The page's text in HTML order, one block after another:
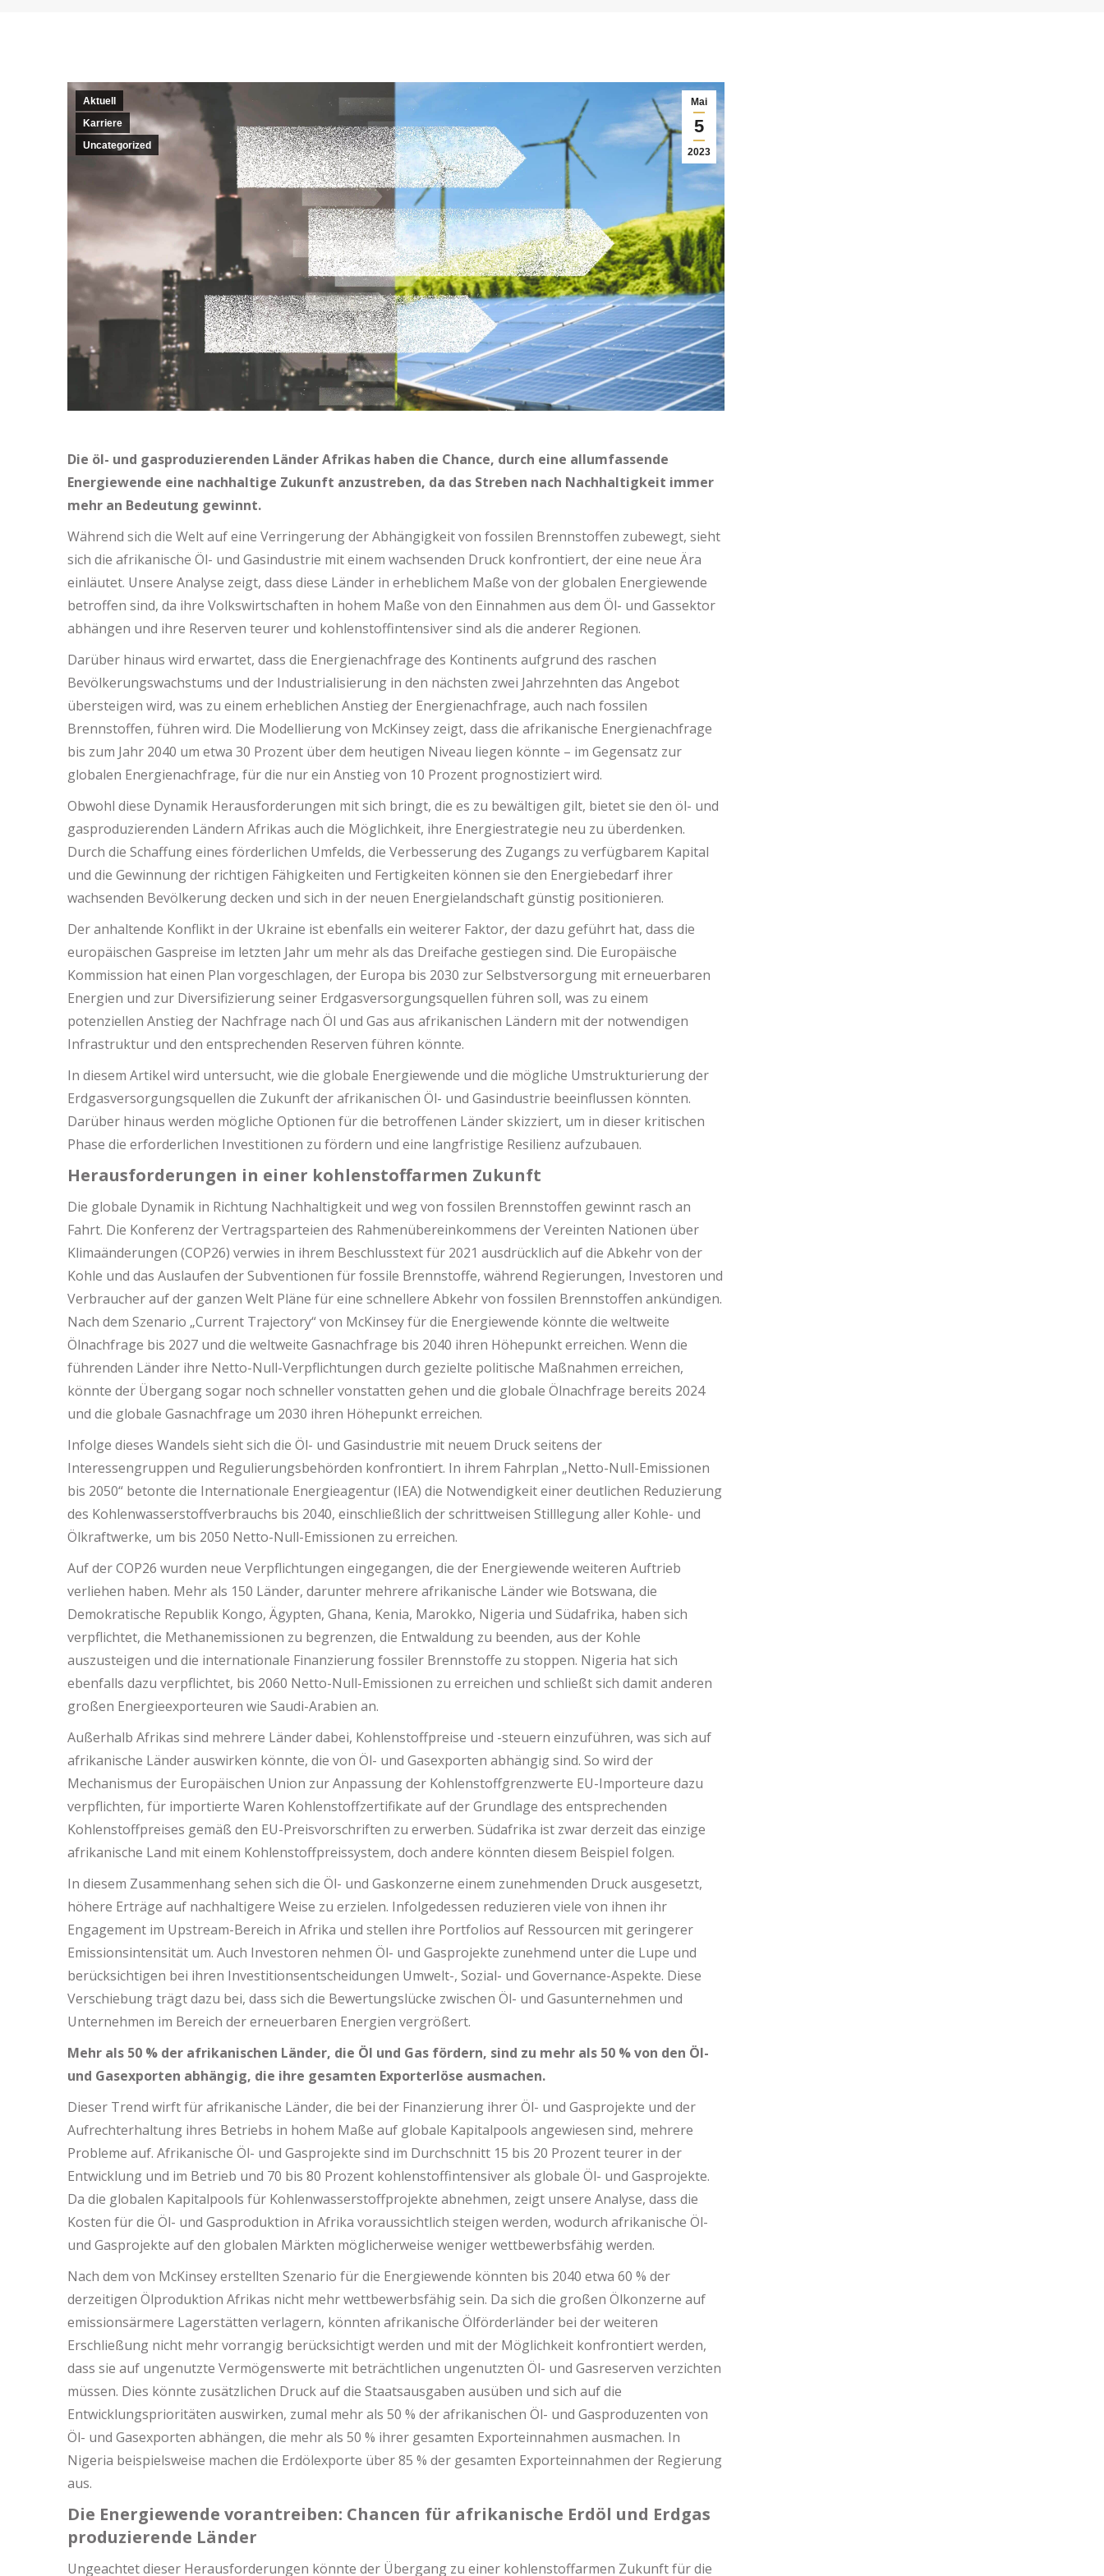
Mai
5
2023
Aktuell
Karriere
Uncategorized
Die öl- und gasproduzierenden Länder Afrikas haben die Chance, durch eine allumfassende
Energiewende eine nachhaltige Zukunft anzustreben, da das Streben nach Nachhaltigkeit immer
mehr an Bedeutung gewinnt.
Während sich die Welt auf eine Verringerung der Abhängigkeit von fossilen Brennstoffen zubewegt, sieht
sich die afrikanische Öl- und Gasindustrie mit einem wachsenden Druck konfrontiert, der eine neue Ära
einläutet. Unsere Analyse zeigt, dass diese Länder in erheblichem Maße von der globalen Energiewende
betroffen sind, da ihre Volkswirtschaften in hohem Maße von den Einnahmen aus dem Öl- und Gassektor
abhängen und ihre Reserven teurer und kohlenstoffintensiver sind als die anderer Regionen.
Darüber hinaus wird erwartet, dass die Energienachfrage des Kontinents aufgrund des raschen
Bevölkerungswachstums und der Industrialisierung in den nächsten zwei Jahrzehnten das Angebot
übersteigen wird, was zu einem erheblichen Anstieg der Energienachfrage, auch nach fossilen
Brennstoffen, führen wird. Die Modellierung von McKinsey zeigt, dass die afrikanische Energienachfrage
bis zum Jahr 2040 um etwa 30 Prozent über dem heutigen Niveau liegen könnte – im Gegensatz zur
globalen Energienachfrage, für die nur ein Anstieg von 10 Prozent prognostiziert wird.
Obwohl diese Dynamik Herausforderungen mit sich bringt, die es zu bewältigen gilt, bietet sie den öl- und
gasproduzierenden Ländern Afrikas auch die Möglichkeit, ihre Energiestrategie neu zu überdenken.
Durch die Schaffung eines förderlichen Umfelds, die Verbesserung des Zugangs zu verfügbarem Kapital
und die Gewinnung der richtigen Fähigkeiten und Fertigkeiten können sie den Energiebedarf ihrer
wachsenden Bevölkerung decken und sich in der neuen Energielandschaft günstig positionieren.
Der anhaltende Konflikt in der Ukraine ist ebenfalls ein weiterer Faktor, der dazu geführt hat, dass die
europäischen Gaspreise im letzten Jahr um mehr als das Dreifache gestiegen sind. Die Europäische
Kommission hat einen Plan vorgeschlagen, der Europa bis 2030 zur Selbstversorgung mit erneuerbaren
Energien und zur Diversifizierung seiner Erdgasversorgungsquellen führen soll, was zu einem
potenziellen Anstieg der Nachfrage nach Öl und Gas aus afrikanischen Ländern mit der notwendigen
Infrastruktur und den entsprechenden Reserven führen könnte.
In diesem Artikel wird untersucht, wie die globale Energiewende und die mögliche Umstrukturierung der
Erdgasversorgungsquellen die Zukunft der afrikanischen Öl- und Gasindustrie beeinflussen könnten.
Darüber hinaus werden mögliche Optionen für die betroffenen Länder skizziert, um in dieser kritischen
Phase die erforderlichen Investitionen zu fördern und eine langfristige Resilienz aufzubauen.
Herausforderungen in einer kohlenstoffarmen Zukunft
Die globale Dynamik in Richtung Nachhaltigkeit und weg von fossilen Brennstoffen gewinnt rasch an
Fahrt. Die Konferenz der Vertragsparteien des Rahmenübereinkommens der Vereinten Nationen über
Klimaänderungen (COP26) verwies in ihrem Beschlusstext für 2021 ausdrücklich auf die Abkehr von der
Kohle und das Auslaufen der Subventionen für fossile Brennstoffe, während Regierungen, Investoren und
Verbraucher auf der ganzen Welt Pläne für eine schnellere Abkehr von fossilen Brennstoffen ankündigen.
Nach dem Szenario „Current Trajectory“ von McKinsey für die Energiewende könnte die weltweite
Ölnachfrage bis 2027 und die weltweite Gasnachfrage bis 2040 ihren Höhepunkt erreichen. Wenn die
führenden Länder ihre Netto-Null-Verpflichtungen durch gezielte politische Maßnahmen erreichen,
könnte der Übergang sogar noch schneller vonstatten gehen und die globale Ölnachfrage bereits 2024
und die globale Gasnachfrage um 2030 ihren Höhepunkt erreichen.
Infolge dieses Wandels sieht sich die Öl- und Gasindustrie mit neuem Druck seitens der
Interessengruppen und Regulierungsbehörden konfrontiert. In ihrem Fahrplan „Netto-Null-Emissionen
bis 2050“ betonte die Internationale Energieagentur (IEA) die Notwendigkeit einer deutlichen Reduzierung
des Kohlenwasserstoffverbrauchs bis 2040, einschließlich der schrittweisen Stilllegung aller Kohle- und
Ölkraftwerke, um bis 2050 Netto-Null-Emissionen zu erreichen.
Auf der COP26 wurden neue Verpflichtungen eingegangen, die der Energiewende weiteren Auftrieb
verliehen haben. Mehr als 150 Länder, darunter mehrere afrikanische Länder wie Botswana, die
Demokratische Republik Kongo, Ägypten, Ghana, Kenia, Marokko, Nigeria und Südafrika, haben sich
verpflichtet, die Methanemissionen zu begrenzen, die Entwaldung zu beenden, aus der Kohle
auszusteigen und die internationale Finanzierung fossiler Brennstoffe zu stoppen. Nigeria hat sich
ebenfalls dazu verpflichtet, bis 2060 Netto-Null-Emissionen zu erreichen und schließt sich damit anderen
großen Energieexporteuren wie Saudi-Arabien an.
Außerhalb Afrikas sind mehrere Länder dabei, Kohlenstoffpreise und -steuern einzuführen, was sich auf
afrikanische Länder auswirken könnte, die von Öl- und Gasexporten abhängig sind. So wird der
Mechanismus der Europäischen Union zur Anpassung der Kohlenstoffgrenzwerte EU-Importeure dazu
verpflichten, für importierte Waren Kohlenstoffzertifikate auf der Grundlage des entsprechenden
Kohlenstoffpreises gemäß den EU-Preisvorschriften zu erwerben. Südafrika ist zwar derzeit das einzige
afrikanische Land mit einem Kohlenstoffpreissystem, doch andere könnten diesem Beispiel folgen.
In diesem Zusammenhang sehen sich die Öl- und Gaskonzerne einem zunehmenden Druck ausgesetzt,
höhere Erträge auf nachhaltigere Weise zu erzielen. Infolgedessen reduzieren viele von ihnen ihr
Engagement im Upstream-Bereich in Afrika und stellen ihre Portfolios auf Ressourcen mit geringerer
Emissionsintensität um. Auch Investoren nehmen Öl- und Gasprojekte zunehmend unter die Lupe und
berücksichtigen bei ihren Investitionsentscheidungen Umwelt-, Sozial- und Governance-Aspekte. Diese
Verschiebung trägt dazu bei, dass sich die Bewertungslücke zwischen Öl- und Gasunternehmen und
Unternehmen im Bereich der erneuerbaren Energien vergrößert.
Mehr als 50 % der afrikanischen Länder, die Öl und Gas fördern, sind zu mehr als 50 % von den Öl-
und Gasexporten abhängig, die ihre gesamten Exporterlöse ausmachen.
Dieser Trend wirft für afrikanische Länder, die bei der Finanzierung ihrer Öl- und Gasprojekte und der
Aufrechterhaltung ihres Betriebs in hohem Maße auf globale Kapitalpools angewiesen sind, mehrere
Probleme auf. Afrikanische Öl- und Gasprojekte sind im Durchschnitt 15 bis 20 Prozent teurer in der
Entwicklung und im Betrieb und 70 bis 80 Prozent kohlenstoffintensiver als globale Öl- und Gasprojekte.
Da die globalen Kapitalpools für Kohlenwasserstoffprojekte abnehmen, zeigt unsere Analyse, dass die
Kosten für die Öl- und Gasproduktion in Afrika voraussichtlich steigen werden, wodurch afrikanische Öl-
und Gasprojekte auf den globalen Märkten möglicherweise weniger wettbewerbsfähig werden.
Nach dem von McKinsey erstellten Szenario für die Energiewende könnten bis 2040 etwa 60 % der
derzeitigen Ölproduktion Afrikas nicht mehr wettbewerbsfähig sein. Da sich die großen Ölkonzerne auf
emissionsärmere Lagerstätten verlagern, könnten afrikanische Ölförderländer bei der weiteren
Erschließung nicht mehr vorrangig berücksichtigt werden und mit der Möglichkeit konfrontiert werden,
dass sie auf ungenutzte Vermögenswerte mit beträchtlichen ungenutzten Öl- und Gasreserven verzichten
müssen. Dies könnte zusätzlichen Druck auf die Staatsausgaben ausüben und sich auf die
Entwicklungsprioritäten auswirken, zumal mehr als 50 % der afrikanischen Öl- und Gasproduzenten von
Öl- und Gasexporten abhängen, die mehr als 50 % ihrer gesamten Exporteinnahmen ausmachen. In
Nigeria beispielsweise machen die Erdölexporte über 85 % der gesamten Exporteinnahmen der Regierung
aus.
Die Energiewende vorantreiben: Chancen für afrikanische Erdöl und Erdgas
produzierende Länder
Ungeachtet dieser Herausforderungen könnte der Übergang zu einer kohlenstoffarmen Zukunft für die